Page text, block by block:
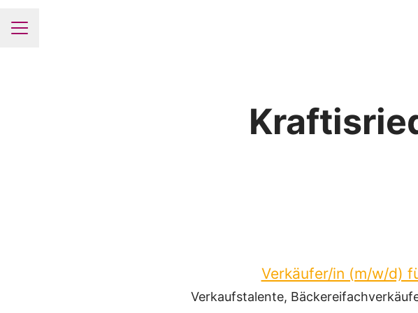
Karrieremenü
Verkäufer/in (m/w/d)
Verkaufstalente,